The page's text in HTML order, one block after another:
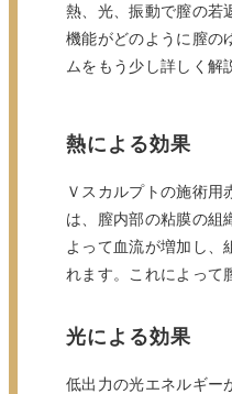
熱、光、振動で膣の若
機能がどのように膣の
ムをもう少し詳しく解
熱による効果
Ｖスカルプトの施術用
は、膣内部の粘膜の組
よって血流が増加し、
れます。これによって
光による効果
低出力の光エネルギー